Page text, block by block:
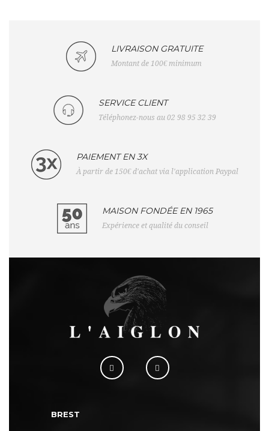
LIVRAISON GRATUITE
Montant de 100€ minimum
SERVICE CLIENT
Téléphonez-nous au 02 98 95 32 39
PAIEMENT EN 3X
À partir de 150€ d'achat via l'application Paypal
MAISON FONDÉE EN 1965
Expérience et qualité du conseil
BREST